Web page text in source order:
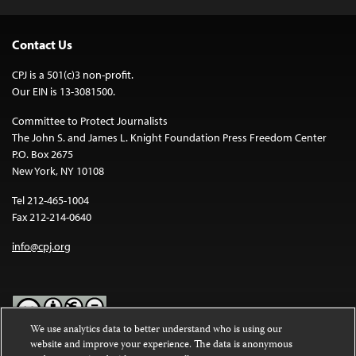
Contact Us
CPJ is a 501(c)3 non-profit.
Our EIN is 13-3081500.
Committee to Protect Journalists
The John S. and James L. Knight Foundation Press Freedom Center
P.O. Box 2675
New York, NY 10108
Tel 212-465-1004
Fax 212-214-0640
info@cpj.org
Except where noted, text on this website is licensed under a
We use analytics data to better understand who is using our
website and improve your experience. The data is anonymous